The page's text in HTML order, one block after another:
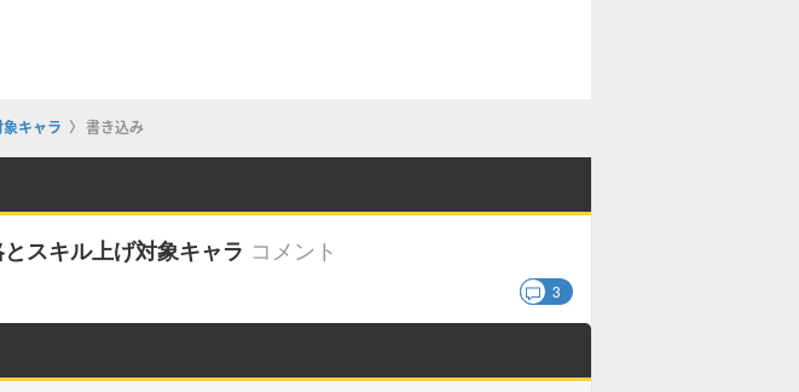
キャラ 書き込み
スキル上げ対象キャラ コメント
3